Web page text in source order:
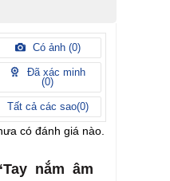
Có ảnh (0)
Đã xác minh
(0)
Tất cả các sao(0)
có đánh giá nào.
nắm âm